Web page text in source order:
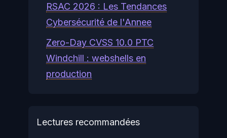
RSAC 2026 : Les Tendances
Cybersécurité de l'Annee
Zero-Day CVSS 10.0 PTC
Windchill : webshells en
production
Lectures recommandées